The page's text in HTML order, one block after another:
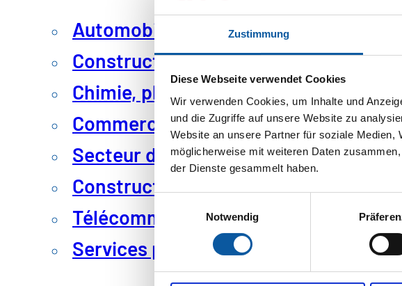
Zustimmung
Diese Webseite verwendet Cookies
Wir verwenden Cookies, um Inhalte und
und die Zugriffe auf unsere Website zu
Website an unsere Partner für soziale Medien,
möglicherweise mit weiteren Daten
der Dienste gesammelt haben.
Einwilligungsauswahl
Notwendig
Automobile et mobilité
Construction, matériaux et produits
Chimie, pharmacie et plasturgie
Commerce, consommation
Secteur des biens de consommation
Construction mécanique et
Télécommunications et informatique
Services publics et pouvoirs